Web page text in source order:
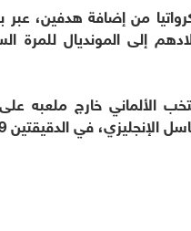
من إضافة هدفين،
إلى المونديال
الألماني خارج ملعبه
في الدقيقتين 49، و69.